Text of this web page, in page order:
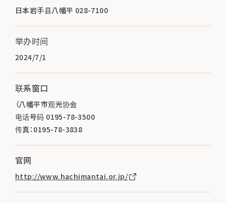
日本岩手县八幡平 028-7100
举办时间
2024/7/1
联系窗口
（八幡平市观光协会
电话号码 0195-78-3500
传真：0195-78-3838
官网
http://www.hachimantai.or.jp/